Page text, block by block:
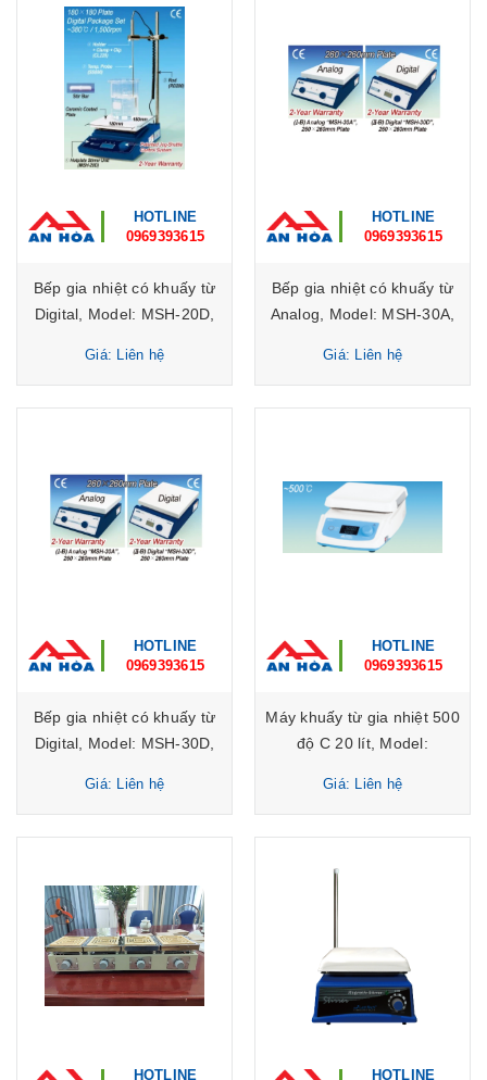
HOTLINE
0969393615
Bếp gia nhiệt có khuấy từ
Digital, Model: MSH-20D,
Scientific/Hàn Quốc
Giá: Liên hệ
HOTLINE
0969393615
Bếp gia nhiệt có khuấy từ
Analog, Model: MSH-30A,
Scientific/Hàn Quốc
Giá: Liên hệ
HOTLINE
0969393615
Bếp gia nhiệt có khuấy từ
Digital, Model: MSH-30D,
Scientific/Hàn Quốc
Giá: Liên hệ
HOTLINE
0969393615
Máy khuấy từ gia nhiệt 500
độ C 20 lít, Model:
DAIHAN Scientific/ Hàn
Giá: Liên hệ
HOTLINE HOTLINE